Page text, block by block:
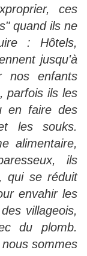
ces
quand ils ne
: Hôtels,
jusqu'à
nos enfants
parfois ils les
en faire des
les souks.
alimentaire,
ils
qui se réduit
envahir les
villageois,
du plomb.
sommes